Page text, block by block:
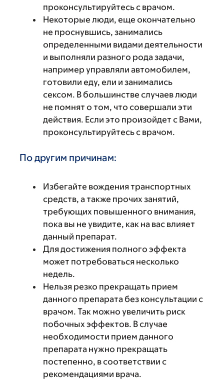
проконсультируйтесь с врачом.
Некоторые люди, еще окончательно
не проснувшись, занимались
определенными видами деятельности
и выполняли разного рода задачи,
например управляли автомобилем,
готовили еду, ели и занимались
сексом. В большинстве случаев люди
не помнят о том, что совершали эти
действия. Если это произойдет с Вами,
проконсультируйтесь с врачом.
По другим причинам:
Избегайте вождения транспортных
средств, а также прочих занятий,
требующих повышенного внимания,
пока вы не увидите, как на вас влияет
данный препарат.
Для достижения полного эффекта
может потребоваться несколько
недель.
Нельзя резко прекращать прием
данного препарата без консультации с
врачом. Так можно увеличить риск
побочных эффектов. В случае
необходимости прием данного
препарата нужно прекращать
постепенно, в соответствии с
рекомендациями врача.